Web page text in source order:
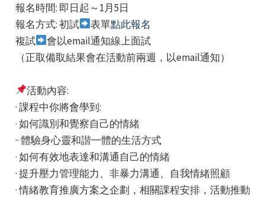
報名時間: 即日起～1月5日
報名方式: 初試
表單點此報名
複試
會以email通知線上面試
（正取備取結果會在活動前兩週，以email通知）
活動內容:
· 課程中你將會學到:
· 如何識別和覺察自己的情緒
·· 體驗身心靈和諧一體的生活方式
· 如何有效地表達和溝通自己的情緒
· 提升壓力管理能力、非暴力溝通、自我情緒照顧
· 情緒教育推廣方案之企劃，相關課程安排，活動推動